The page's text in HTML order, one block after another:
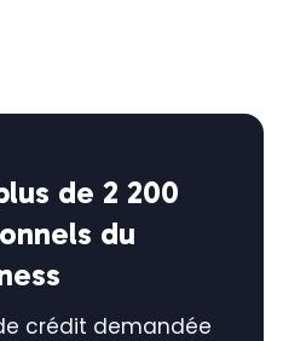
de 2 200
du
crédit demandée